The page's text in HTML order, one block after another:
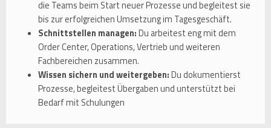
die Teams beim Start neuer Prozesse und begleitest sie
bis zur erfolgreichen Umsetzung im Tagesgeschäft.
Schnittstellen managen:Du arbeitest eng mit dem
Order Center, Operations, Vertrieb und weiteren
Fachbereichen zusammen.
Wissen sichern und weitergeben:Du dokumentierst
Prozesse, begleitest Übergaben und unterstützt bei
Bedarf mit Schulungen